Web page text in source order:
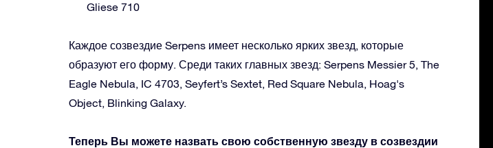
Gliese 710
Каждое созвездие Serpens имеет несколько ярких звезд, которые
образуют его форму. Среди таких главных звезд: Serpens Messier 5, The
Eagle Nebula, IC 4703, Seyfert’s Sextet, Red Square Nebula, Hoag's
Object, Blinking Galaxy.
Теперь Вы можете назвать свою собственную звезду в созвездии